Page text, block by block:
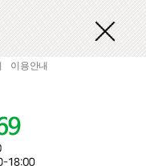
이용안내